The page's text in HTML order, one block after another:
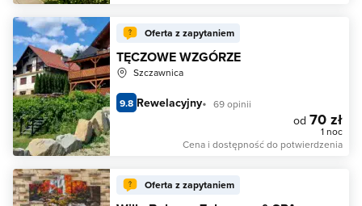
Oferta z zapytaniem
TĘCZOWE WZGÓRZE
Szczawnica
9.8 Rewelacyjny 69 opinii
od 70 zł
1 noc
Cena i dostępność do potwierdzenia
Oferta z zapytaniem